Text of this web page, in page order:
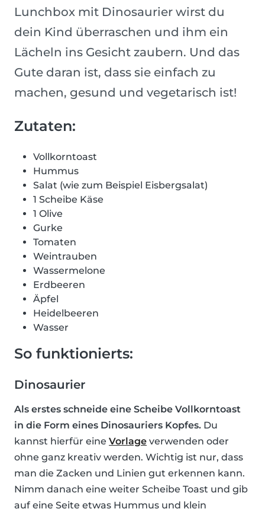
Lunchbox mit Dinosaurier wirst du
dein Kind überraschen und ihm ein
Lächeln ins Gesicht zaubern. Und das
Gute daran ist, dass sie einfach zu
machen, gesund und vegetarisch ist!
Zutaten:
Vollkorntoast
Hummus
Salat (wie zum Beispiel Eisbergsalat)
1 Scheibe Käse
1 Olive
Gurke
Tomaten
Weintrauben
Wassermelone
Erdbeeren
Äpfel
Heidelbeeren
Wasser
So funktionierts:
Dinosaurier
Als erstes schneide eine Scheibe Vollkorntoast
in die Form eines Dinosauriers Kopfes. Du
kannst hierfür eine Vorlage verwenden oder
ohne ganz kreativ werden. Wichtig ist nur, dass
man die Zacken und Linien gut erkennen kann.
Nimm danach eine weiter Scheibe Toast und gib
auf eine Seite etwas Hummus und klein